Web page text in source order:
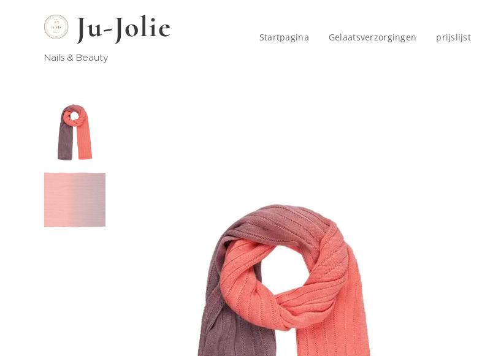
Ju-Jolie
Nails & Beauty
Startpagina Gelaatsverzorgingen prijslijst